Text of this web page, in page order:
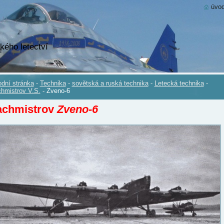
letectví
stránka - Technika - sovětská a ruská technika - Letecká technika -
V.S. - Zveno-6
Zveno-6